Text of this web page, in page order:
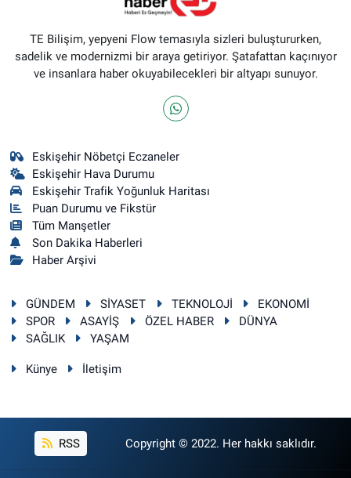
TE Bilişim, yepyeni Flow temasıyla sizleri buluştururken,
sadelik ve modernizmi bir araya getiriyor. Şatafattan kaçınıyor
ve insanlara haber okuyabilecekleri bir altyapı sunuyor.
Eskişehir Nöbetçi Eczaneler
Eskişehir Hava Durumu
Eskişehir Trafik Yoğunluk Haritası
Puan Durumu ve Fikstür
Tüm Manşetler
Son Dakika Haberleri
Haber Arşivi
GÜNDEM SİYASET TEKNOLOJİ
EKONOMİ
SPOR
ASAYİŞ ÖZEL HABER
DÜNYA
SAĞLIK
YAŞAM
Künye İletişim
RSS Copyright © 2022. Her hakkı saklıdır.